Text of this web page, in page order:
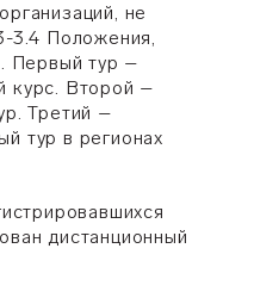
не
3.4 Положения,
Первый тур –
курс. Второй –
Третий –
тур в регионах
дистанционный